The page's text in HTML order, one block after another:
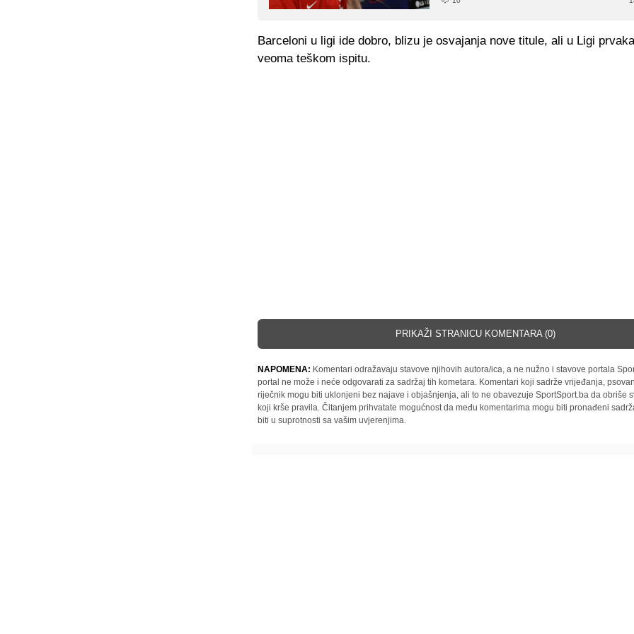
Barceloni u ligi ide dobro, blizu je osvajanja nove titule, ali u Ligi
veoma teškom ispitu.
PRIKAŽI STRANICU KOMENTARA (0)
NAPOMENA: Komentari odražavaju stavove njihovih autora/ica, a ne nužno i stavove portala
portal ne može i neće odgovarati za sadržaj tih kometara. Komentari koji sadrže vrijeđanja,
riječnik mogu biti uklonjeni bez najave i objašnjenja, ali to ne obavezuje SportSport.ba da obriše
koji krše pravila. Čitanjem prihvatate mogućnost da među komentarima mogu biti pronađeni
biti u suprotnosti sa vašim uvjerenjima.